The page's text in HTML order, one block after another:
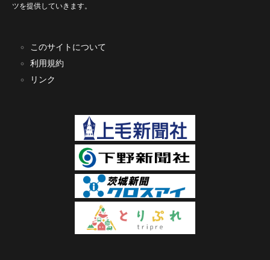
ツを提供していきます。
このサイトについて
利用規約
リンク